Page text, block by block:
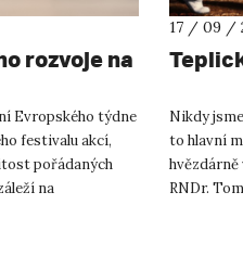
rozvoje na
Evropského týdne
festivalu akcí,
pořádaných
na
17 / 09 /
Nikdy
to hlavní
RNDr.